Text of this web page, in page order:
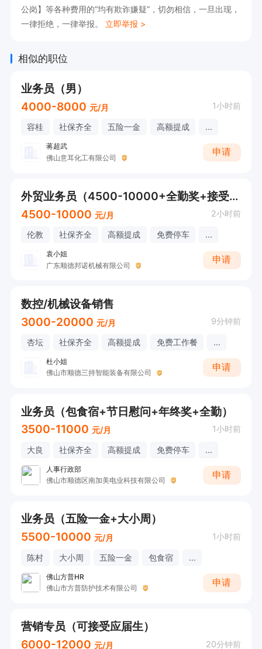
公岗】等各种费用的“均有欺诈嫌疑”，切勿相信，一旦出现，
一律拒绝，一律举报。 立即举报 >
相似的职位
业务员（男）
4000-8000 元/月 1小时前
容桂 社保齐全 五险一金 高额提成 ...
蒋超武
佛山意耳化工有限公司
申请
外贸业务员（4500-10000+全勤奖+接受应届生）
4500-10000 元/月 2小时前
伦教 社保齐全 高额提成 免费停车 ...
袁小姐
广东顺德邦诺机械有限公司
申请
数控/机械设备销售
3000-20000 元/月 9分钟前
杏坛 社保齐全 高额提成 免费工作餐 ...
杜小姐
佛山市顺德三持智能装备有限公司
申请
业务员（包食宿+节日慰问+年终奖+全勤）
3500-11000 元/月 1小时前
大良 社保齐全 高额提成 免费停车 ...
人事行政部
佛山市顺德区南加美电业科技有限公司
申请
业务员（五险一金+大小周）
5500-10000 元/月 1小时前
陈村 大小周 五险一金 包食宿 ...
佛山方普HR
佛山市方普防护技术有限公司
申请
营销专员（可接受应届生）
6000-12000 元/月 20分钟前